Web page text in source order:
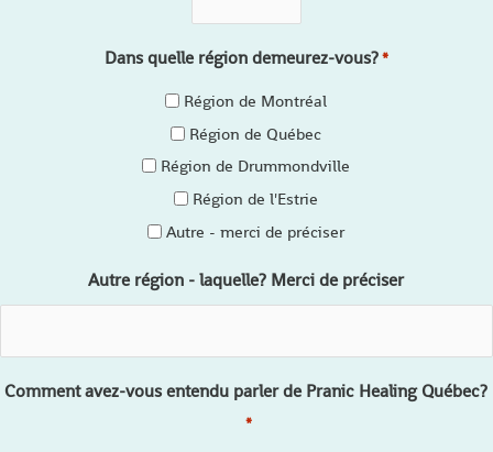
Dans quelle région demeurez-vous?*
Région de Montréal
Région de Québec
Région de Drummondville
Région de l'Estrie
Autre - merci de préciser
Autre région - laquelle? Merci de préciser
Comment avez-vous entendu parler de Pranic Healing Québec?
*